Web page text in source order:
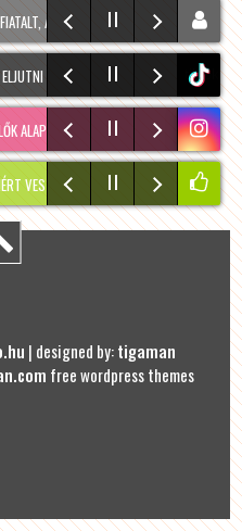
AKI KIS HÍJÁN MEGÖLT EGY 28 ÉVES
IDE. A TÚRA A PREINER GSCHEIDtiktok
VISSZAVÁ… RÉGMÚLT KIRAKATA,
HOGYAN KERÜLHETETT IDE, ÉS
| designed by:tigaman
free wordpress themes